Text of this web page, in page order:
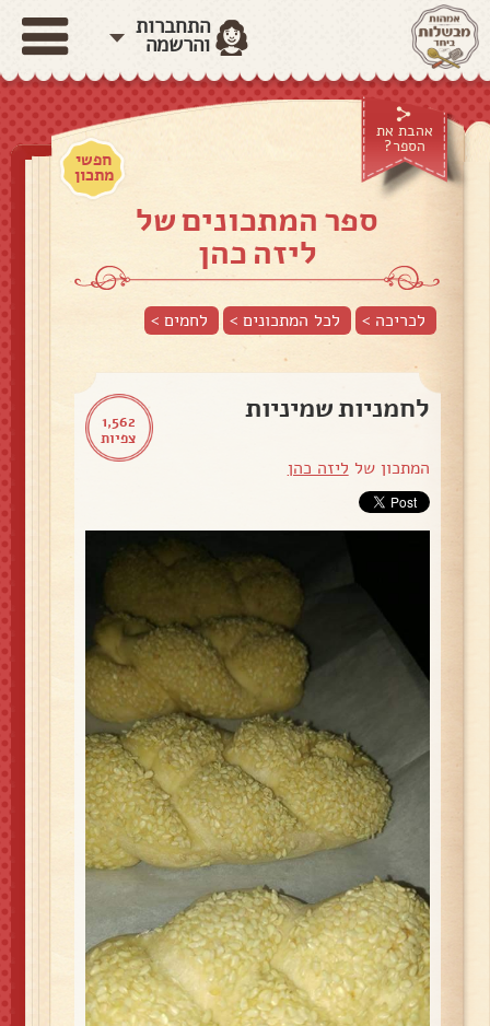
התחברות
והרשמה
אהבת את
הספר?
חפשי
מתכון
ספר המתכונים של
ליזה כהן
לכריכה > לכל המתכונים > לחמים>
1,562
צפיות
לחמניות שמיניות
המתכון של ליזה כהן